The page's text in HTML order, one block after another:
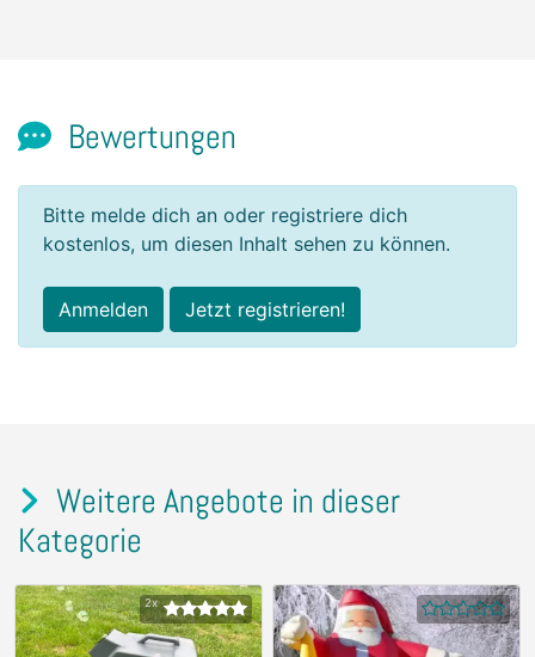
Bewertungen
Bitte melde dich an oder registriere dich
kostenlos, um diesen Inhalt sehen zu können.
Anmelden Jetzt registrieren!
Weitere Angebote in dieser
Kategorie
2x